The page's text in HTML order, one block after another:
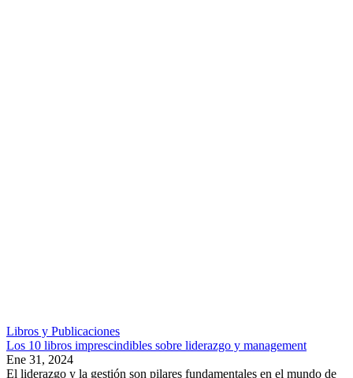
Libros y Publicaciones
Los 10 libros imprescindibles sobre liderazgo y management
Ene 31, 2024
El liderazgo y la gestión son pilares fundamentales en el mundo de